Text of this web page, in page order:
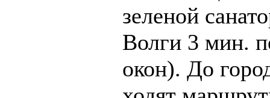
зеленой
Волги 3 мин.
окон). До